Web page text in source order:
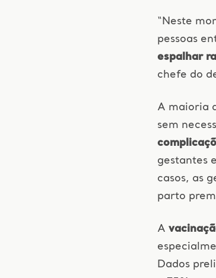
“Neste
pessoas
espalhar
chefe do
A maioria
sem
gestantes
casos, as
parto
A
Dados